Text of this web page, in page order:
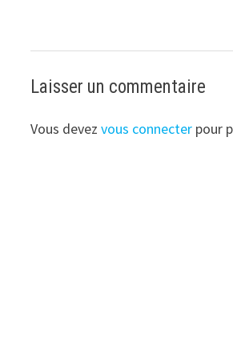
Laisser un commentaire
Vous devezvous connecter pour